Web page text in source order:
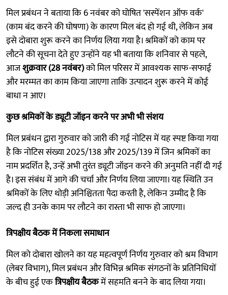
मिल प्रबंधन ने बताया कि 6 नवंबर को घोषित 'सस्पेंशन ऑफ वर्क'
(काम बंद करने की घोषणा) के कारण मिल बंद हो गई थी, लेकिन अब
इसे दोबारा शुरू करने का निर्णय लिया गया है। श्रमिकों को काम पर
लौटने की सूचना देते हुए उन्होंने यह भी बताया कि शनिवार से पहले,
आजशुक्रवार (28 नवंबर)को मिल परिसर में आवश्यक साफ-सफाई
और मरम्मत का काम किया जाएगा ताकि उत्पादन शुरू करने में कोई
बाधा न आए।
कुछ श्रमिकों के ड्यूटी जॉइन करने पर अभी भी संशय
मिल प्रबंधन द्वारा गुरुवार को जारी की गई नोटिस में यह स्पष्ट किया गया
है कि नोटिस संख्या 2025/138 और 2025/139 में जिन श्रमिकों का
नाम प्रदर्शित है, उन्हें अभी तुरंत ड्यूटी जॉइन करने की अनुमति नहीं दी गई
है। इस संबंध में आगे की चर्चा और निर्णय लिया जाएगा। यह स्थिति उन
श्रमिकों के लिए थोड़ी अनिश्चितता पैदा करती है, लेकिन उम्मीद है कि
जल्द ही उनके काम पर लौटने का रास्ता भी साफ हो जाएगा।
त्रिपक्षीय बैठक में निकला समाधान
मिल को दोबारा खोलने का यह महत्वपूर्ण निर्णय गुरुवार को श्रम विभाग
(लेबर विभाग), मिल प्रबंधन और विभिन्न श्रमिक संगठनों के प्रतिनिधियों
के बीच हुई एकत्रिपक्षीय बैठकमें सहमति बनने के बाद लिया गया।